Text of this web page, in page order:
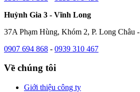
Huỳnh Gia 3 - Vĩnh Long
37A Phạm Hùng, Khóm 2, P. Long Châu -
0907 694 868 - 0939 310 467
Về chúng tôi
Giới thiệu công ty